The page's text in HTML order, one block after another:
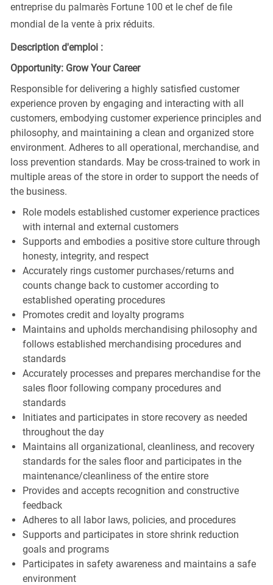
entreprise du palmarès Fortune 100 et le chef de file
mondial de la vente à prix réduits.
Description d'emploi :
Opportunity: Grow Your Career
Responsible for delivering a highly satisfied customer
experience proven by engaging and interacting with all
customers, embodying customer experience principles and
philosophy, and maintaining a clean and organized store
environment. Adheres to all operational, merchandise, and
loss prevention standards. May be cross-trained to work in
multiple areas of the store in order to support the needs of
the business.
Role models established customer experience practices
with internal and external customers
Supports and embodies a positive store culture through
honesty, integrity, and respect
Accurately rings customer purchases/returns and
counts change back to customer according to
established operating procedures
Promotes credit and loyalty programs
Maintains and upholds merchandising philosophy and
follows established merchandising procedures and
standards
Accurately processes and prepares merchandise for the
sales floor following company procedures and
standards
Initiates and participates in store recovery as needed
throughout the day
Maintains all organizational, cleanliness, and recovery
standards for the sales floor and participates in the
maintenance/cleanliness of the entire store
Provides and accepts recognition and constructive
feedback
Adheres to all labor laws, policies, and procedures
Supports and participates in store shrink reduction
goals and programs
Participates in safety awareness and maintains a safe
environment